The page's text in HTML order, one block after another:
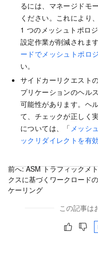
るには、マネージドモ
ください。これにより
1 つのメッシュトポロ
設定作業が削減されま
ードでメッシュトポロ
い。
サイドカーリクエスト
プリケーションのヘル
可能性があります。ヘ
て、チェックが正しく
については、「 メッシ
ックリダイレクトを有
前へ:ASM トラフィックメ
クスに基づくワークロード
ケーリング
この記事は